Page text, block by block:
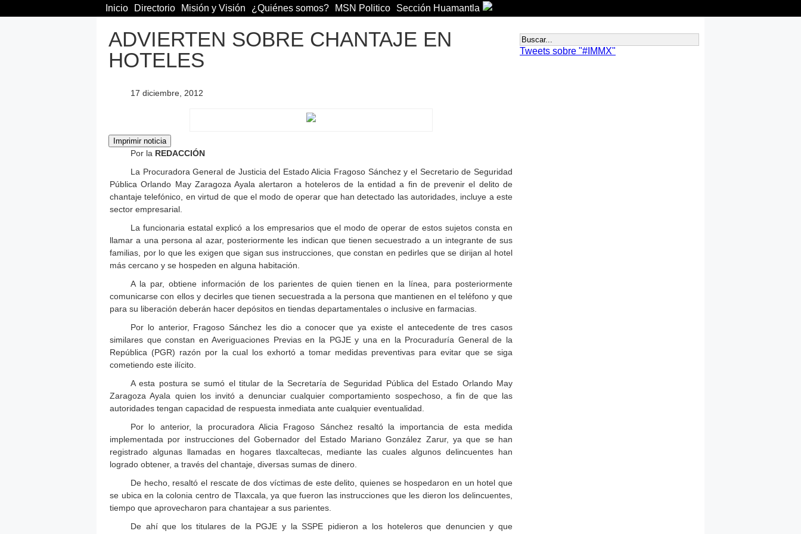
Inicio Directorio Misión y Visión ¿Quiénes somos? MSN Politico Sección Huamantla
ADVIERTEN SOBRE CHANTAJE EN
HOTELES
17 diciembre, 2012
Por la REDACCIÓN
La Procuradora General de Justicia del Estado Alicia Fragoso Sánchez y el Secretario de Seguridad
Pública Orlando May Zaragoza Ayala alertaron a hoteleros de la entidad a fin de prevenir el delito de
chantaje telefónico, en virtud de que el modo de operar que han detectado las autoridades, incluye a este
sector empresarial.
La funcionaria estatal explicó a los empresarios que el modo de operar de estos sujetos consta en
llamar a una persona al azar, posteriormente les indican que tienen secuestrado a un integrante de sus
familias, por lo que les exigen que sigan sus instrucciones, que constan en pedirles que se dirijan al hotel
más cercano y se hospeden en alguna habitación.
A la par, obtiene información de los parientes de quien tienen en la línea, para posteriormente
comunicarse con ellos y decirles que tienen secuestrada a la persona que mantienen en el teléfono y que
para su liberación deberán hacer depósitos en tiendas departamentales o inclusive en farmacias.
Por lo anterior, Fragoso Sánchez les dio a conocer que ya existe el antecedente de tres casos
similares que constan en Averiguaciones Previas en la PGJE y una en la Procuraduría General de la
República (PGR) razón por la cual los exhortó a tomar medidas preventivas para evitar que se siga
cometiendo este ilícito.
A esta postura se sumó el titular de la Secretaría de Seguridad Pública del Estado Orlando May
Zaragoza Ayala quien los invitó a denunciar cualquier comportamiento sospechoso, a fin de que las
autoridades tengan capacidad de respuesta inmediata ante cualquier eventualidad.
Por lo anterior, la procuradora Alicia Fragoso Sánchez resaltó la importancia de esta medida
implementada por instrucciones del Gobernador del Estado Mariano González Zarur, ya que se han
registrado algunas llamadas en hogares tlaxcaltecas, mediante las cuales algunos delincuentes han
logrado obtener, a través del chantaje, diversas sumas de dinero.
De hecho, resaltó el rescate de dos víctimas de este delito, quienes se hospedaron en un hotel que
se ubica en la colonia centro de Tlaxcala, ya que fueron las instrucciones que les dieron los delincuentes,
tiempo que aprovecharon para chantajear a sus parientes.
De ahí que los titulares de la PGJE y la SSPE pidieron a los hoteleros que denuncien y que
Tweets sobre "#IMMX"